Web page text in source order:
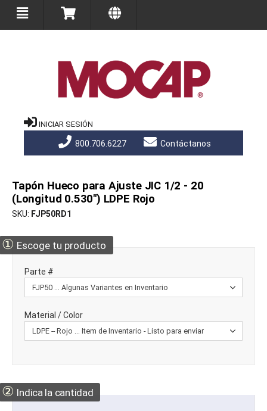
INICIAR SESIÓN
800.706.6227 Contáctanos
Tapón Hueco para Ajuste JIC 1/2 - 20
(Longitud 0.530") LDPE Rojo
SKU FJP50RD1
① Escoge tu producto
Parte #
Material / Color
② Indica la cantidad